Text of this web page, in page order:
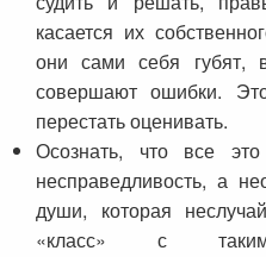
касается их
они сами себя губят,
совершают ошибки.
перестать оценивать.
Осознать, что все
несправедливость, а
души, которая
«класс» с